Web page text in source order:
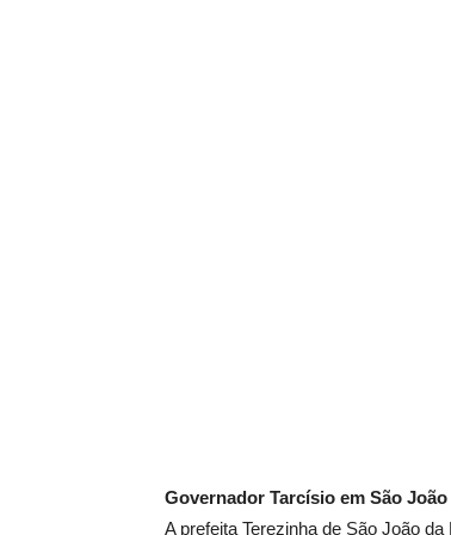
Governador Tarcísio em São João
A prefeita Terezinha de São João